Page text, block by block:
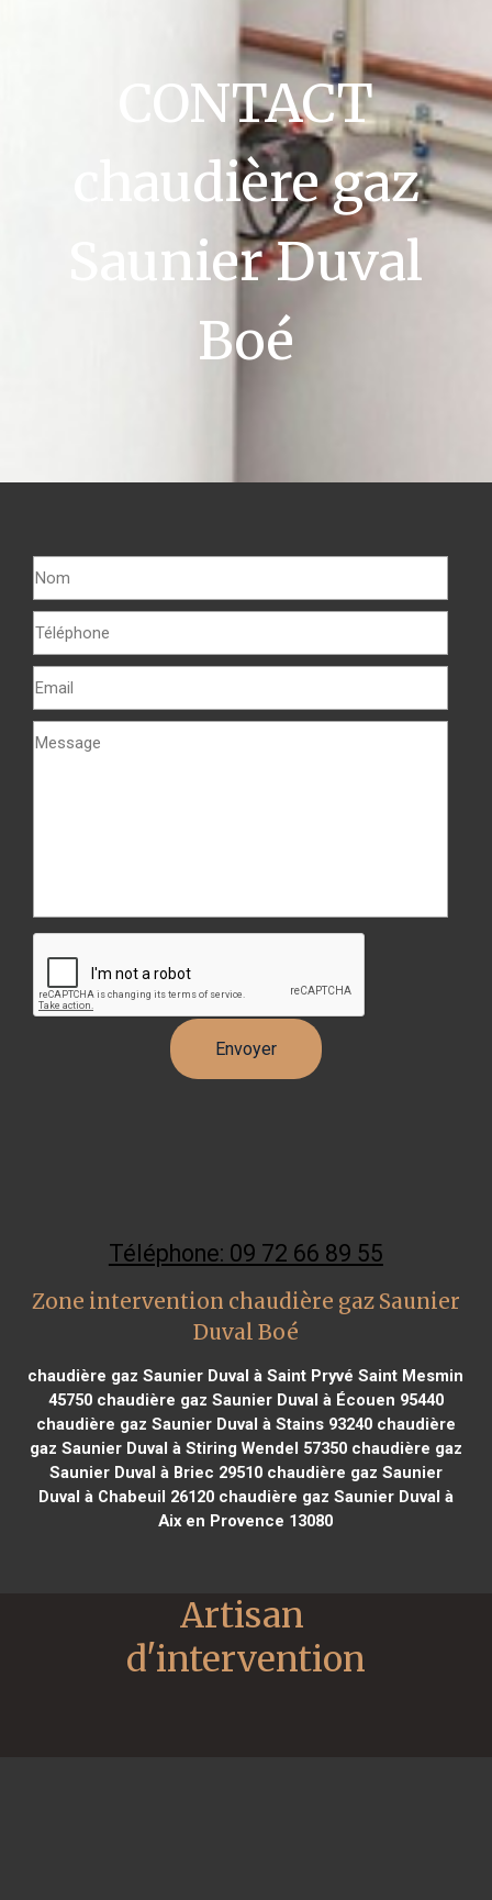
CONTACT
chaudière gaz
Saunier Duval
Boé
Téléphone: 09 72 66 89 55
Zone intervention chaudière gaz Saunier
Duval Boé
chaudière gaz Saunier Duval à Saint Pryvé Saint Mesmin
45750chaudière gaz Saunier Duval à Écouen 95440
chaudière gaz Saunier Duval à Stains 93240chaudière
gaz Saunier Duval à Stiring Wendel 57350chaudière gaz
Saunier Duval à Briec 29510chaudière gaz Saunier
Duval à Chabeuil 26120chaudière gaz Saunier Duval à
Aix en Provence 13080
Artisan
d'intervention